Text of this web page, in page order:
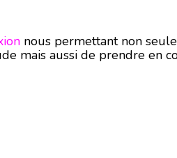
nous permettant non
mais aussi de prendre en